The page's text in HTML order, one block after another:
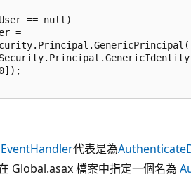
== null)
=
代表是為Authenticate
Global.asax 檔案中指定一個名為